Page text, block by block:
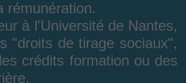
rémunération.
à l'Université de Nantes,
"droits de tirage sociaux",
crédits formation ou des